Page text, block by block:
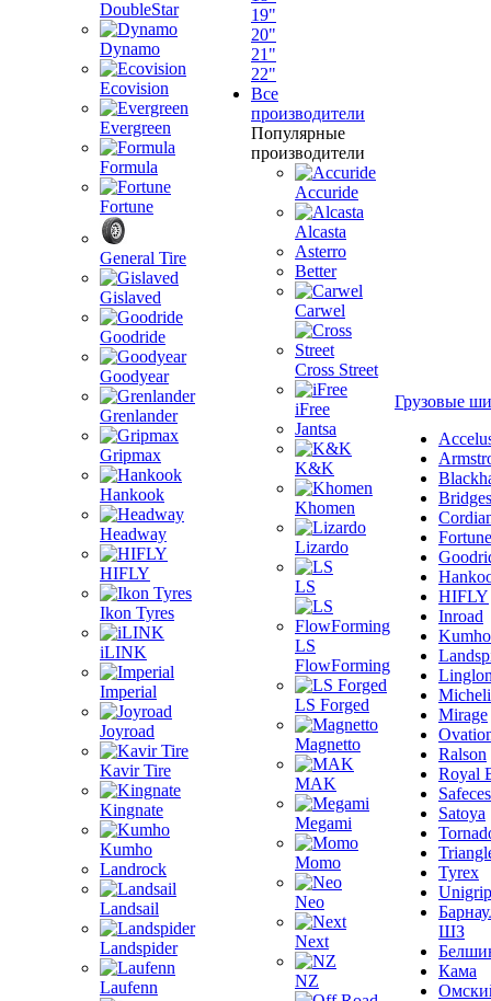
DoubleStar
Dynamo
Ecovision
Evergreen
Formula
Fortune
General Tire
Gislaved
Goodride
Goodyear
Grenlander
Gripmax
Hankook
Headway
HIFLY
Ikon Tyres
iLINK
Imperial
Joyroad
Kavir Tire
Kingnate
Kumho
Landrock
Landsail
Landspider
Laufenn
19"
20"
21"
22"
Все
производители
Популярные
производители
Accuride
Alcasta
Asterro
Better
Carwel
Cross Street
iFree
Jantsa
K&K
Khomen
Lizardo
LS
LS
FlowForming
LS Forged
Magnetto
MAK
Megami
Momo
Neo
Next
NZ
Грузовые
Fortune
HIFLY
Inroad
Kumho
Mirage
Ralson
Royal
Satoya
Tyrex
Unigrip
ШЗ
Кама